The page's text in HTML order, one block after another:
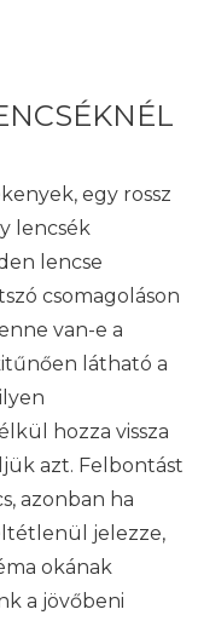
egy rossz
lencsék
lencse
csomagoláson
van-e a
látható a
hozza vissza
azt. Felbontást
azonban ha
jelezze,
okának
a jövőbeni